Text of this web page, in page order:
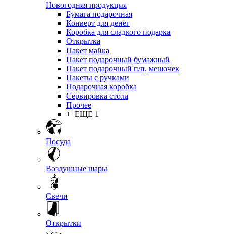
Новогодняя продукция
Бумага подарочная
Конверт для денег
Коробка для сладкого подарка
Открытка
Пакет майка
Пакет подарочный бумажный
Пакет подарочный п/п, мешочек
Пакеты с ручками
Подарочная коробка
Сервировка стола
Прочее
+ ЕЩЕ 1
Посуда
Воздушные шары
Свечи
Открытки